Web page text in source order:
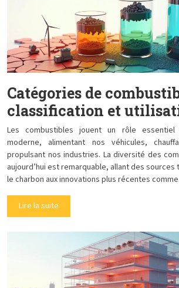
Catégories de
classification et
Les combustibles jouent un rôle
moderne, alimentant nos véhicules,
propulsant nos industries. La diversité des
aujourd’hui est remarquable, allant des
le charbon aux innovations plus récentes
Lire la suite